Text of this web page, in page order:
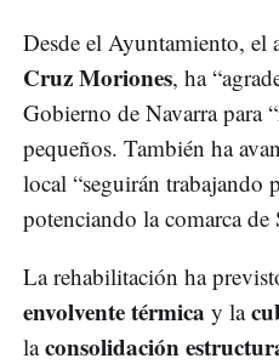
Desde el Ayuntamiento, el
Cruz Moriones, ha
Gobierno de Navarra para
pequeños. También ha
local “seguirán trabajando
potenciando la comarca de
La rehabilitación ha
envolvente térmica y la
laconsolidación